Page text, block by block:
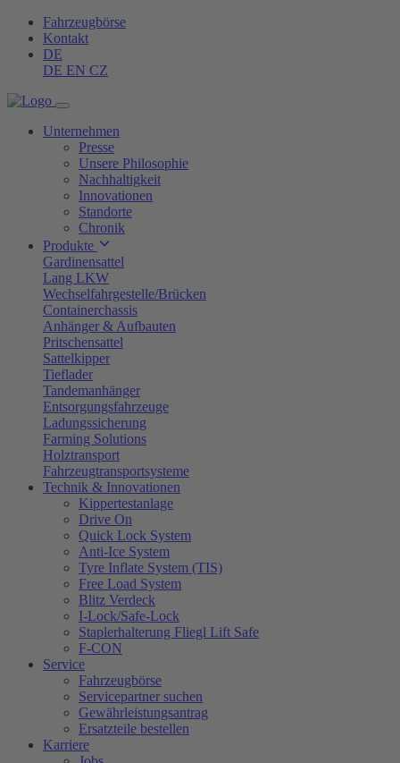
Fahrzeugbörse
Kontakt
DE
DE EN CZ
Unternehmen
Presse
Unsere Philosophie
Nachhaltigkeit
Innovationen
Standorte
Chronik
Produkte
Gardinensattel
Lang LKW
Wechselfahrgestelle/Brücken
Containerchassis
Anhänger & Aufbauten
Pritschensattel
Sattelkipper
Tieflader
Tandemanhänger
Entsorgungsfahrzeuge
Ladungssicherung
Farming Solutions
Holztransport
Fahrzeugtransportsysteme
Technik & Innovationen
Kippertestanlage
Drive On
Quick Lock System
Anti-Ice System
Tyre Inflate System (TIS)
Free Load System
Blitz Verdeck
I-Lock/Safe-Lock
Staplerhalterung Fliegl Lift Safe
F-CON
Service
Fahrzeugbörse
Servicepartner suchen
Gewährleistungsantrag
Ersatzteile bestellen
Karriere